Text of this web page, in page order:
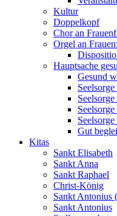
Kultur
Doppelkopf
Chor an
Orgel an
Hauptsache
Gesund
Gut
Kitas
Sankt Elisabeth
Sankt Anna
Sankt Raphael
Christ-König
Sankt Antonius
Sankt Antonius